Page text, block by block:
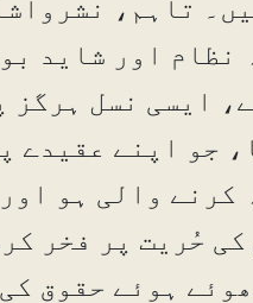
تاہم،
نظام اور شاید
ایسی نسل ہرگز
جو اپنے عقیدے
کرنے والی ہو
کی حُریت پر فخر
ہوئے حقوق